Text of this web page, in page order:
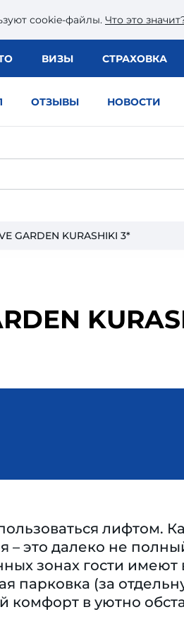
сookie-файлы. Что это
ВИЗЫ СТРАХОВКА
ОТЗЫВЫ НОВОСТИ
GARDEN KURASHIKI 3*
лифтом.
это далеко не
зонах гости
парковка (за
комфорт в уютно